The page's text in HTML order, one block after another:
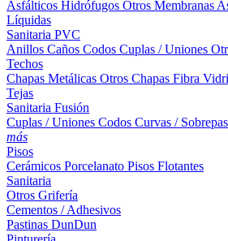
Asfálticos Hidrófugos Otros Membranas
Líquidas
Sanitaria PVC
Anillos Caños Codos Cuplas / Uniones
Techos
Chapas Metálicas Otros Chapas Fibra
Tejas
Sanitaria Fusión
Cuplas / Uniones Codos Curvas /
más
Pisos
Cerámicos Porcelanato Pisos Flotantes
Sanitaria
Otros Grifería
Cementos / Adhesivos
Pastinas DunDun